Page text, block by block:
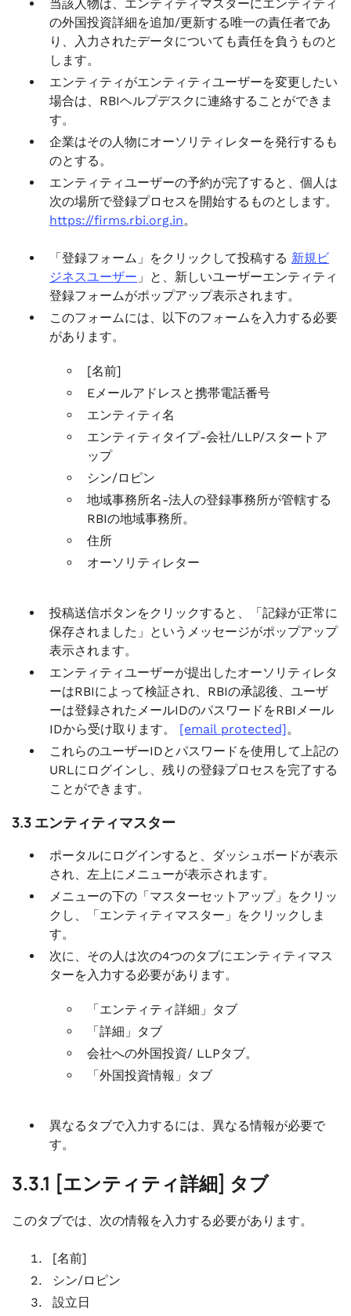
当該人物は、エンティティマスターにエンティティ
の外国投資詳細を追加/更新する唯一の責任者であ
り、入力されたデータについても責任を負うものと
します。
エンティティがエンティティユーザーを変更したい
場合は、RBIヘルプデスクに連絡することができま
す。
企業はその人物にオーソリティレターを発行するも
のとする。
エンティティユーザーの予約が完了すると、個人は
次の場所で登録プロセスを開始するものとします。
https://firms.rbi.org.in。
「登録フォーム」をクリックして投稿する 新規ビ
ジネスユーザー 」と、新しいユーザーエンティティ
登録フォームがポップアップ表示されます。
このフォームには、以下のフォームを入力する必要
があります。
[名前]
Eメールアドレスと携帯電話番号
エンティティ名
エンティティタイプ-会社/LLP/スタートア
ップ
シン/ロピン
地域事務所名-法人の登録事務所が管轄する
RBIの地域事務所。
住所
オーソリティレター
投稿送信ボタンをクリックすると、「記録が正常に
保存されました」というメッセージがポップアップ
表示されます。
エンティティユーザーが提出したオーソリティレタ
ーはRBIによって検証され、RBIの承認後、ユーザ
ーは登録されたメールIDのパスワードをRBIメール
IDから受け取ります。 [email protected]。
これらのユーザーIDとパスワードを使用して上記の
URLにログインし、残りの登録プロセスを完了する
ことができます。
3.3 エンティティマスター
ポータルにログインすると、ダッシュボードが表示
され、左上にメニューが表示されます。
メニューの下の「マスターセットアップ」をクリッ
クし、「エンティティマスター」をクリックしま
す。
次に、その人は次の4つのタブにエンティティマス
ターを入力する必要があります。
「エンティティ詳細」タブ
「詳細」タブ
会社への外国投資/ LLPタブ。
「外国投資情報」タブ
異なるタブで入力するには、異なる情報が必要で
す。
3.3.1 [エンティティ詳細] タブ
このタブでは、次の情報を入力する必要があります。
[名前]
シン/ロピン
設立日